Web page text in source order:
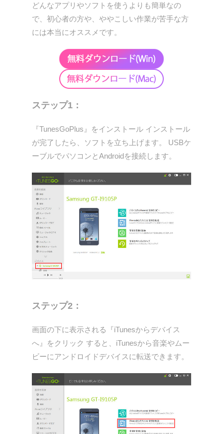
どんなアプリやソフトを使うよりも簡単なの
で、初心者の方や、ややこしい作業が苦手な方
には本当にオススメです。
ステップ1：
『TunesGoPlus』をインストール インストール
が完了したら、ソフトを立ち上げます。 USBケ
ーブルでパソコンとAndroidを接続します。
ステップ2：
画面の下に表示される『iTunesからデバイス
へ』をクリック すると、iTunesから音楽やムー
ビーにアンドロイドデバイスに転送できます。